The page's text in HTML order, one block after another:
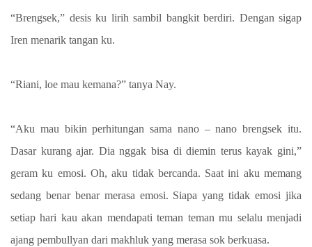
“Brengsek,” desis ku lirih sambil bangkit berdiri. Dengan sigap
Iren menarik tangan ku.
“Riani, loe mau kemana?” tanya Nay.
“Aku mau bikin perhitungan sama nano – nano brengsek itu.
Dasar kurang ajar. Dia nggak bisa di diemin terus kayak gini,”
geram ku emosi. Oh, aku tidak bercanda. Saat ini aku memang
sedang benar benar merasa emosi. Siapa yang tidak emosi jika
setiap hari kau akan mendapati teman teman mu selalu menjadi
ajang pembullyan dari makhluk yang merasa sok berkuasa.